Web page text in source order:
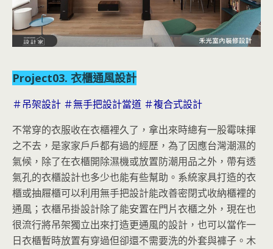
Project03. 衣櫃通風設計
＃吊架設計 ＃無手把設計當道 ＃複合式設計
不常穿的衣服收在衣櫃裡久了，拿出來時總有一股霉味揮
之不去，是家家戶戶都有過的經歷，為了因應台灣潮濕的
氣候，除了在衣櫃開除濕機或放置防潮用品之外，帶有透
氣孔的衣櫃設計也多少也能有些幫助。系統家具打造的衣
櫃或抽屜櫃可以利用無手把設計能改善密閉式收納櫃裡的
通風；衣櫃吊掛設計除了能安置在門片衣櫃之外，現在也
很流行將吊架獨立出來打造更通風的設計，也可以當作一
日衣櫃暫時放置有穿過但卻還不需要洗的外套與褲子。木